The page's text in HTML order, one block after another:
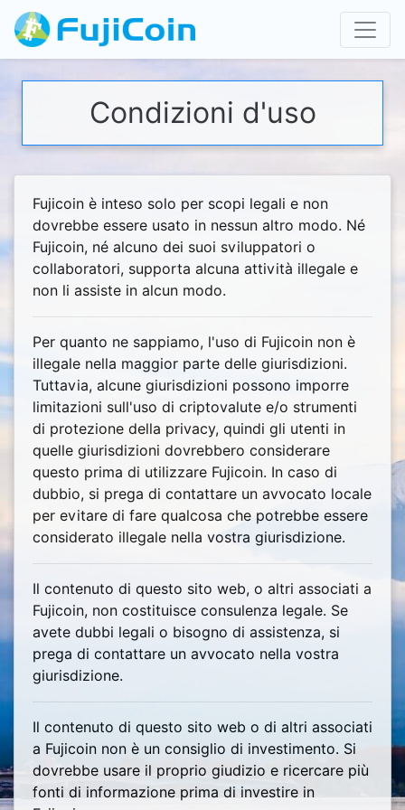
Condizioni d'uso
Fujicoin è inteso solo per scopi legali e non
dovrebbe essere usato in nessun altro modo. Né
Fujicoin, né alcuno dei suoi sviluppatori o
collaboratori, supporta alcuna attività illegale e
non li assiste in alcun modo.
Per quanto ne sappiamo, l'uso di Fujicoin non è
illegale nella maggior parte delle giurisdizioni.
Tuttavia, alcune giurisdizioni possono imporre
limitazioni sull'uso di criptovalute e/o strumenti
di protezione della privacy, quindi gli utenti in
quelle giurisdizioni dovrebbero considerare
questo prima di utilizzare Fujicoin. In caso di
dubbio, si prega di contattare un avvocato locale
per evitare di fare qualcosa che potrebbe essere
considerato illegale nella vostra giurisdizione.
Il contenuto di questo sito web, o altri associati a
Fujicoin, non costituisce consulenza legale. Se
avete dubbi legali o bisogno di assistenza, si
prega di contattare un avvocato nella vostra
giurisdizione.
Il contenuto di questo sito web o di altri associati
a Fujicoin non è un consiglio di investimento. Si
dovrebbe usare il proprio giudizio e ricercare più
fonti di informazione prima di investire in